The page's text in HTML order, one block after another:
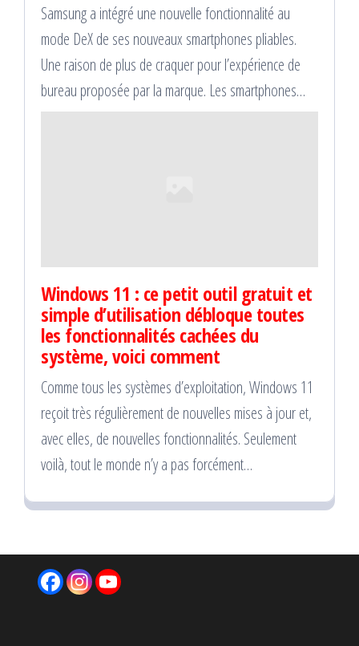
Samsung a intégré une nouvelle fonctionnalité au
mode DeX de ses nouveaux smartphones pliables.
Une raison de plus de craquer pour l’expérience de
bureau proposée par la marque. Les smartphones…
Windows 11 : ce petit outil gratuit et
simple d’utilisation débloque toutes
les fonctionnalités cachées du
système, voici comment
Comme tous les systèmes d’exploitation, Windows 11
reçoit très régulièrement de nouvelles mises à jour et,
avec elles, de nouvelles fonctionnalités. Seulement
voilà, tout le monde n’y a pas forcément…